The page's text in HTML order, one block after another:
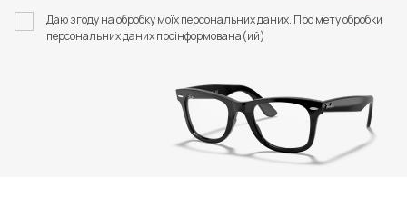
СЕРВЕТКОЮ FASHION
STYLE
FASHION STYLE
В КОРЗИНУ
Даю згоду на обробку моїх персональних даних. Про мету обробки
персональних даних проінформована(ий)